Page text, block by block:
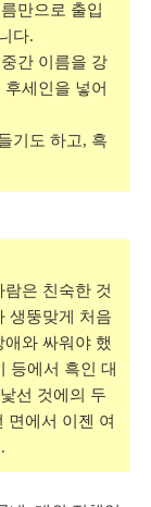
만으로 출입
다.
간 이름을 강
세인을 넣어
기도 하고, 흑
은 친숙한 것
생뚱맞게 처음
와 싸워야 했
등에서 흑인 대
선 것에의 두
면에서 이젠 여